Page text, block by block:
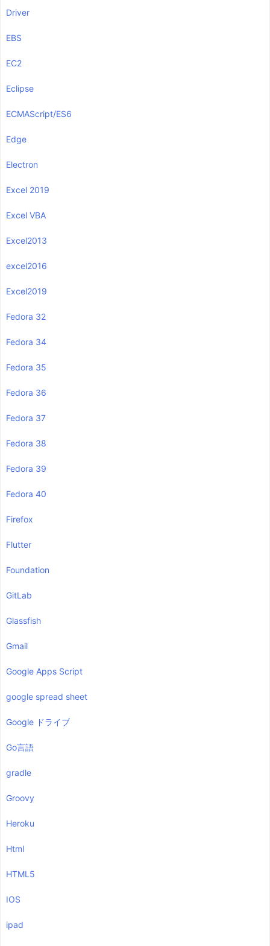
Driver
EBS
EC2
Eclipse
ECMAScript/ES6
Edge
Electron
Excel 2019
Excel VBA
Excel2013
excel2016
Excel2019
Fedora 32
Fedora 34
Fedora 35
Fedora 36
Fedora 37
Fedora 38
Fedora 39
Fedora 40
Firefox
Flutter
Foundation
GitLab
Glassfish
Gmail
Google Apps Script
google spread sheet
Google ドライブ
Go言語
gradle
Groovy
Heroku
Html
HTML5
IOS
ipad